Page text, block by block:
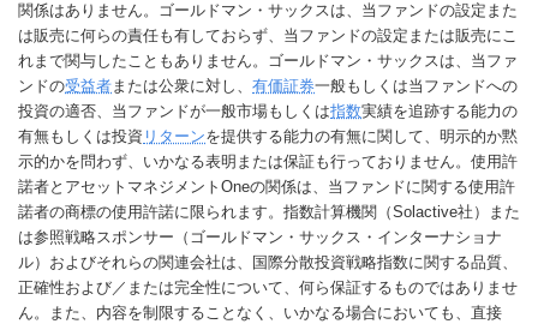
関係はありません。ゴールドマン・サックスは、当ファンドの設定また
は販売に何らの責任も有しておらず、当ファンドの設定または販売にこ
れまで関与したこともありません。ゴールドマン・サックスは、当ファ
ンドの受益者または公衆に対し、 有価証券一般もしくは当ファンドへの
投資の適否、当ファンドが一般市場もしくは指数実績を追跡する能力の
有無もしくは投資 リターンを提供する能力の有無に関して、明示的か黙
示的かを問わず、いかなる表明または保証も行っておりません。使用許
諾者とアセットマネジメントOneの関係は、当ファンドに関する使用許
諾者の商標の使用許諾に限られます。指数計算機関（Solactive社）また
は参照戦略スポンサー（ゴールドマン・サックス・インターナショナ
ル）およびそれらの関連会社は、国際分散投資戦略指数に関する品質、
正確性および／または完全性について、何ら保証するものではありませ
ん。また、内容を制限することなく、いかなる場合においても、直接